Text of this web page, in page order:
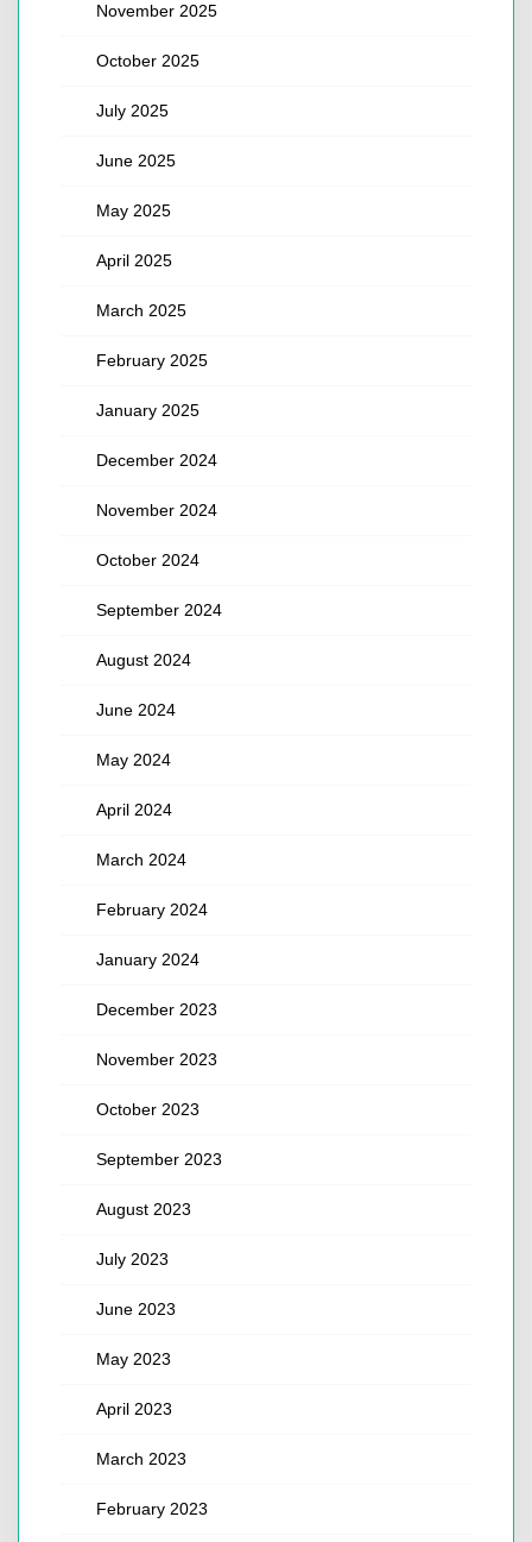
November 2025
October 2025
July 2025
June 2025
May 2025
April 2025
March 2025
February 2025
January 2025
December 2024
November 2024
October 2024
September 2024
August 2024
June 2024
May 2024
April 2024
March 2024
February 2024
January 2024
December 2023
November 2023
October 2023
September 2023
August 2023
July 2023
June 2023
May 2023
April 2023
March 2023
February 2023